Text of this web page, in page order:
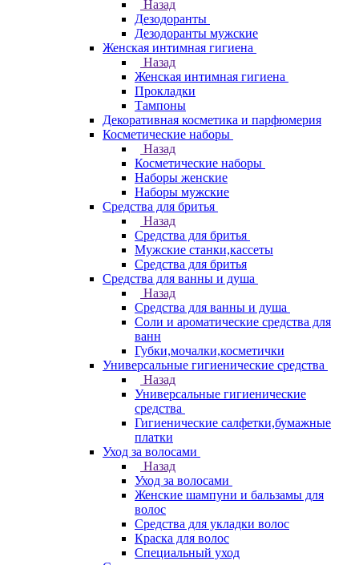
Назад
Дезодоранты
Дезодоранты мужские
Женская интимная гигиена
Назад
Женская интимная гигиена
Прокладки
Тампоны
Декоративная косметика и парфюмерия
Косметические наборы
Назад
Косметические наборы
Наборы женские
Наборы мужские
Средства для бритья
Назад
Средства для бритья
Мужские станки,кассеты
Средства для бритья
Средства для ванны и душа
Назад
Средства для ванны и душа
Соли и ароматические средства для
ванн
Губки,мочалки,косметички
Универсальные гигиенические средства
Назад
Универсальные гигиенические
средства
Гигиенические салфетки,бумажные
платки
Уход за волосами
Назад
Уход за волосами
Женские шампуни и бальзамы для
волос
Средства для укладки волос
Краска для волос
Специальный уход